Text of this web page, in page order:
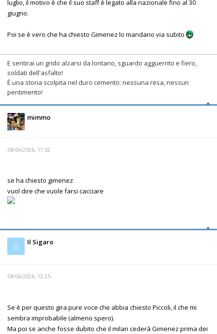
luglio, il motivo è che il suo staff è legato alla nazionale fino al 30
giugno.
Poi se è vero che ha chiesto Gimenez lo mandano via subito
E sentirai un grido alzarsi da lontano, sguardo agguerrito e fiero,
soldati dell'asfalto!
È una storia scolpita nel duro cemento: nessuna resa, nessun
pentimento!
mimmo
08/06/2026, 11:52
se ha chiesto gimenez
vuol dire che vuole farsi cacciare
Il Il Sigaro
08/06/2026, 12:25
Se è per questo gira pure voce che abbia chiesto Piccoli, il che mi
sembra improbabile (almeno spero).
Ma poi se anche fosse dubito che il milan cederà Gimenez prima dei